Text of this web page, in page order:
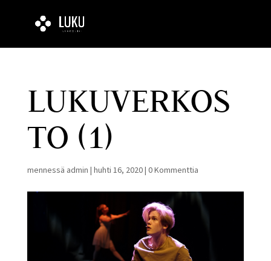
LUKUVERKOS
TO (1)
mennessä admin | huhti 16, 2020| 0 Kommenttia